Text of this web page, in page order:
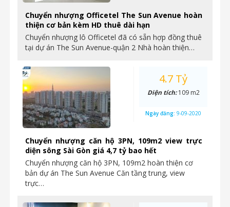
Chuyển nhượng Officetel The Sun Avenue hoàn
thiện cơ bản kèm HD thuê dài hạn
Chuyển nhượng lô Officetel đã có sẵn hợp đồng thuê
tại dự án The Sun Avenue-quận 2 Nhà hoàn thiện…
Chuyển nhượng căn hộ 3PN, 109m2 view trực
diện sông Sài Gòn giá 4,7 tỷ bao hết
Chuyển nhượng căn hộ 3PN, 109m2 hoàn thiện cơ
bản dự án The Sun Avenue Căn tầng trung, view
trực…
4.7 Tỷ
Diện tích:109 m2
Ngày đăng: 9-09-2020